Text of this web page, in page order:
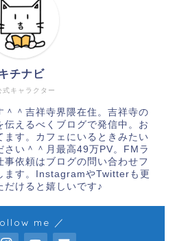
式キャラクター
チナビ
＾＾吉祥寺界隈在住。吉祥寺の
伝えるべくブログで発信中。お
ます。カフェにいるときみたい
さい＾＾月最高49万PV。FMラ
事依頼はブログの問い合わせフ
ます。InstagramやTwitterも更
だけると嬉しいです♪
me ／